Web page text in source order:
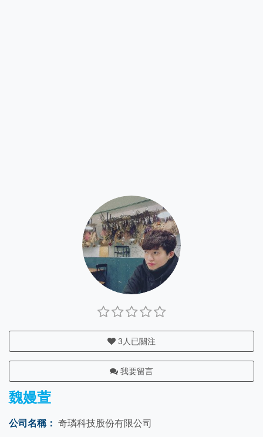
3 人已關注
我要留言
魏嫚萱
公司名稱： 奇璘科技股份有限公司